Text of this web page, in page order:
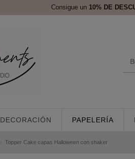
Consigue un 10% DE
DECORACIÓN PAPELERÍA
Topper Cake capas Halloween con shaker